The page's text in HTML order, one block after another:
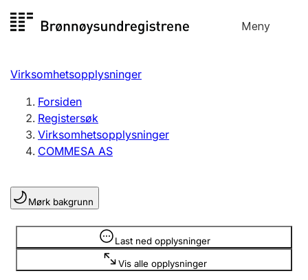
til
Meny
Registersøk
Aksjeselskap
Enkeltpersonforetak
Registrere, endre, slette
Lag og forening
Registrere, endre, slette
Virksomhetsopplysninger
Forsiden
Registersøk
Virksomhetsopplysninger
COMMESA AS
Mørk bakgrunn
Last ned opplysninger
Vis alle opplysninger
Opplysninger er skjult